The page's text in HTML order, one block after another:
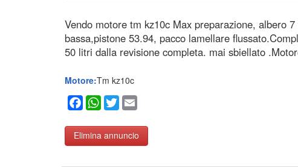
Vendo motore tm kz10c Max preparazione, albero
bassa,pistone 53.94, pacco lamellare
50 litri dalla revisione completa. mai sbiellato
Motore:Tm kz10c
Facebook
WhatsApp
Twitter
Elimina annuncio